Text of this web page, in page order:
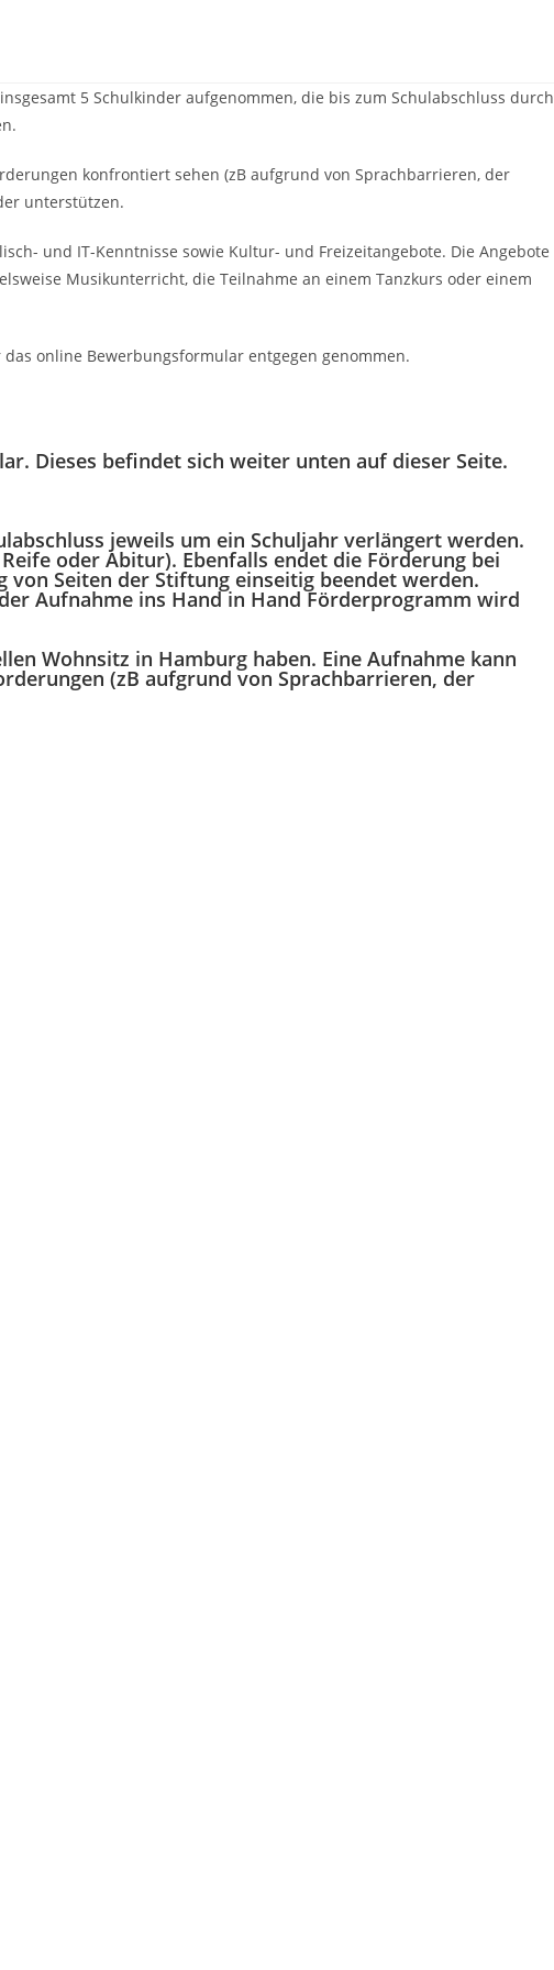
5 Schulkinder aufgenommen, die bis zum Schulabschluss durch
konfrontiert sehen (zB aufgrund von Sprachbarrieren, der
unterstützen.
und IT-Kenntnisse sowie Kultur- und Freizeitangebote. Die Angebote
Musikunterricht, die Teilnahme an einem Tanzkurs oder einem
online Bewerbungsformular entgegen genommen.
Dieses befindet sich weiter unten auf dieser Seite.
jeweils um ein Schuljahr verlängert werden.
oder Abitur). Ebenfalls endet die Förderung bei
von Seiten der Stiftung einseitig beendet werden.
Aufnahme ins Hand in Hand Förderprogramm wird
Wohnsitz in Hamburg haben. Eine Aufnahme kann
(zB aufgrund von Sprachbarrieren, der